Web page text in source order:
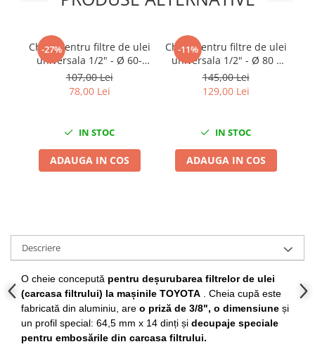
Chei Dinamometrice
Ciocane Dalti si Dornuri
Reparat Filete
Aeroterme si Incalzitoare
Aparate de spalat cu presiune
Aspiratoare industriale
Pistoale aer cald
Pistoale de lipit
Pistoale electrice de impact
Polizoare unghiulare
Rindele
Slefuitoare electrice
-27%
Cheie pentru filtre de ulei
universala 1/2" - Ø 60-
80mm
107,00 Lei
78,00 Lei
IN STOC
ADAUGA IN COS
-11%
Cheie pentru filtre de ulei
universala 1/2" - Ø 80 -
105mm
145,00 Lei
129,00 Lei
IN STOC
ADAUGA IN COS
Descriere
O cheie concepută pentru deșurubarea filtrelor de ulei
(carcasa filtrului) la mașinile TOYOTA . Cheia cupă este
fabricată din aluminiu, are o priză de 3/8", o dimensiune și
un profil special: 64,5 mm x 14 dinți și decupaje speciale
pentru embosările din carcasa filtrului.